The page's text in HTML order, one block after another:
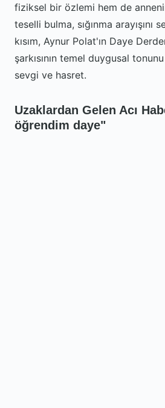
fiziksel bir özlemi hem de
teselli bulma, sığınma arayışını
kısım, Aynur Polat'ın Daye
şarkısının temel duygusal
sevgi ve hasret.
Uzaklardan Gelen Acı
öğrendim daye"